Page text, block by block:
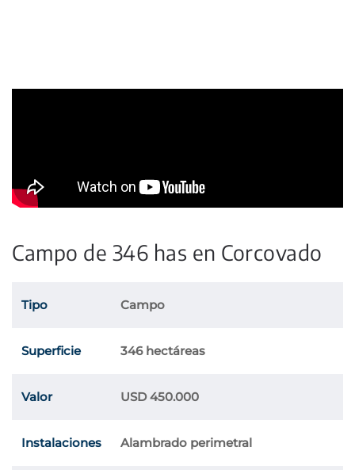
Campo de 346 has en Corcovado
Tipo Campo
Superficie 346 hectáreas
Valor USD 450.000
Instalaciones Alambrado perimetral